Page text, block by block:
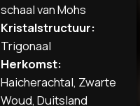
schaal van Mohs
Kristalstructuur:
Trigonaal
Herkomst:
Haicherachtal, Zwarte
Woud, Duitsland